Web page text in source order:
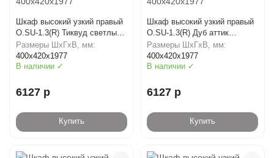
Шкаф высокий узкий правый
O.SU-1.3(R) Тиквуд светлый
(ШхГхВ) 400х420х1977
Размеры ШхГхВ, мм:
400х420х1977
В наличии ✓
6127 р
Купить
Шкаф высокий узкий правый
O.SU-1.3(R) Дуб аттик
(ШхГхВ) 400х420х1977
Размеры ШхГхВ, мм:
400х420х1977
В наличии ✓
6127 р
Купить